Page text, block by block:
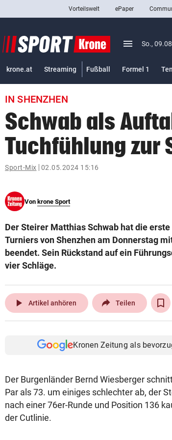
close
Abonnieren
pin_drop
bookmark
search
Suchbegriff
© Krone Multimedia GmbH & Co KG 2026
Muthgasse 2, 1190 Wien
Vorteilswelt ePaper
menu Menü
So.,
krone.at Streaming Fußball Formel 1
IN SHENZHEN
Schwab als
Tuchfühlung zur
Sport-Mix 02.05.2024 15:16
Von krone Sport
Der Steirer Matthias Schwab hat die
Turniers von Shenzhen am Donnerstag
beendet. Sein Rückstand auf ein
vier Schläge.
play_arrow Artikel anhören Teilen
Kronen Zeitung als
Der Burgenländer Bernd Wiesberger
Par als 73. um einiges schlechter ab, der
nach einer 76er-Runde und Position 136
der Cutlinie.